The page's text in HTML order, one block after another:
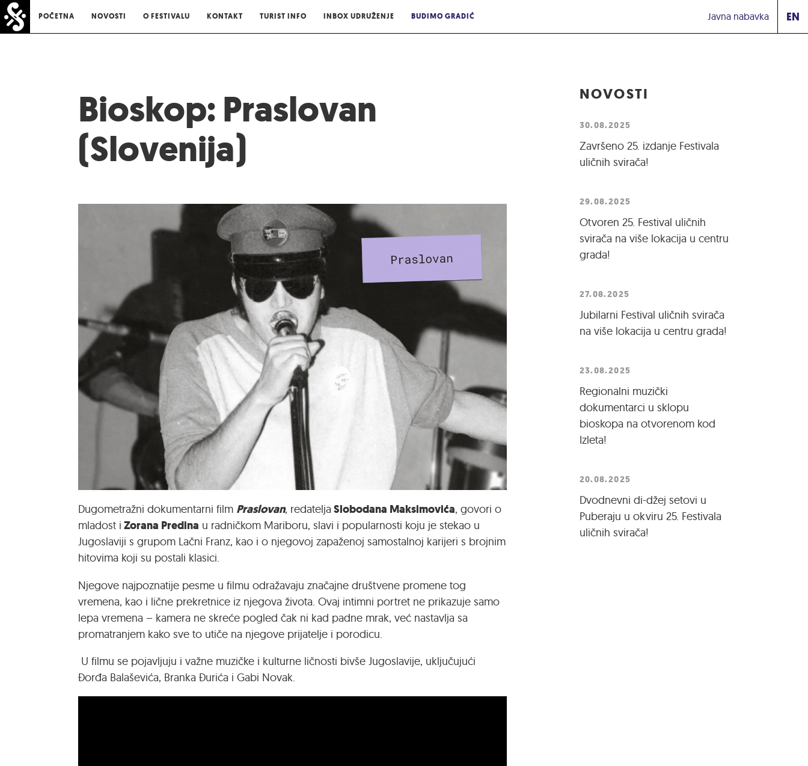
POČETNA NOVOSTI O FESTIVALU KONTAKT TURIST INFO INBOX UDRUŽENJE BUDIMO GRADIĆ EN
Javna nabavka
Bioskop: Praslovan
(Slovenija)
Dugometražni dokumentarni film Praslovan, redatelja Slobodana Maksimovića, govori o
mladost i Zorana Predina u radničkom Mariboru, slavi i popularnosti koju je stekao u
Jugoslaviji s grupom Lačni Franz, kao i o njegovoj zapaženoj samostalnoj karijeri s brojnim
hitovima koji su postali klasici.
Njegove najpoznatije pesme u filmu odražavaju značajne društvene promene tog
vremena, kao i lične prekretnice iz njegova života. Ovaj intimni portret ne prikazuje samo
lepa vremena – kamera ne skreće pogled čak ni kad padne mrak, već nastavlja sa
promatranjem kako sve to utiče na njegove prijatelje i porodicu.
U filmu se pojavljuju i važne muzičke i kulturne ličnosti bivše Jugoslavije, uključujući
Đorđa Balaševića, Branka Đurića i Gabi Novak.
NOVOSTI
30.08.2025
Završeno 25. izdanje Festivala
uličnih svirača!
29.08.2025
Otvoren 25. Festival uličnih
svirača na više lokacija u centru
grada!
27.08.2025
Jubilarni Festival uličnih svirača
na više lokacija u centru grada!
23.08.2025
Regionalni muzički
dokumentarci u sklopu
bioskopa na otvorenom kod
Izleta!
20.08.2025
Dvodnevni di-džej setovi u
Puberaju u okviru 25. Festivala
uličnih svirača!